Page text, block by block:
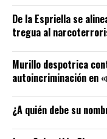
De la Espriella se
tregua al
Murillo despotrica
autoincriminación en
¿A quién debe su